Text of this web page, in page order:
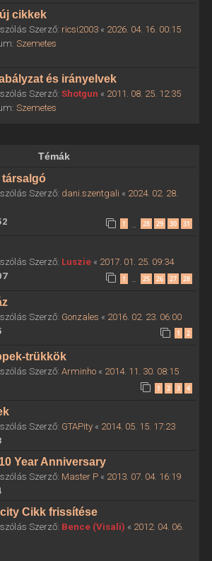
cikkek
Szerző: ricsi2003« 2026. 04. 16. 00:15
Szemetes
és irányelvek
Szerző: Shotgun « 2011. 08. 25. 12:35
Szemetes
Témák
Szerző: dani.szentgali « 2024. 02. 28.
1 28 29 30 31
Szerző: Luszie« 2017. 01. 25. 09:34
1 … 25 26 27 28
Szerző: Gonzales « 2016. 02. 23. 06:00
1 2
trükkök
Szerző: Arminho« 2014. 11. 30. 08:15
1 2 3 4
Szerző: GTAPity« 2014. 05. 15. 17:23
Year Anniversary
Szerző: Master P« 2013. 07. 04. 16:19
Cikk frissítése
Szerző: Bence (Visali) « 2012. 04. 06.